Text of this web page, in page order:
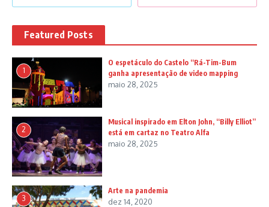
Featured Posts
1
O espetáculo do Castelo “Rá-Tim-Bum
ganha apresentação de video mapping
maio 28, 2025
2
Musical inspirado em Elton John, “Billy Elliot”
está em cartaz no Teatro Alfa
maio 28, 2025
3
Arte na pandemia
dez 14, 2020